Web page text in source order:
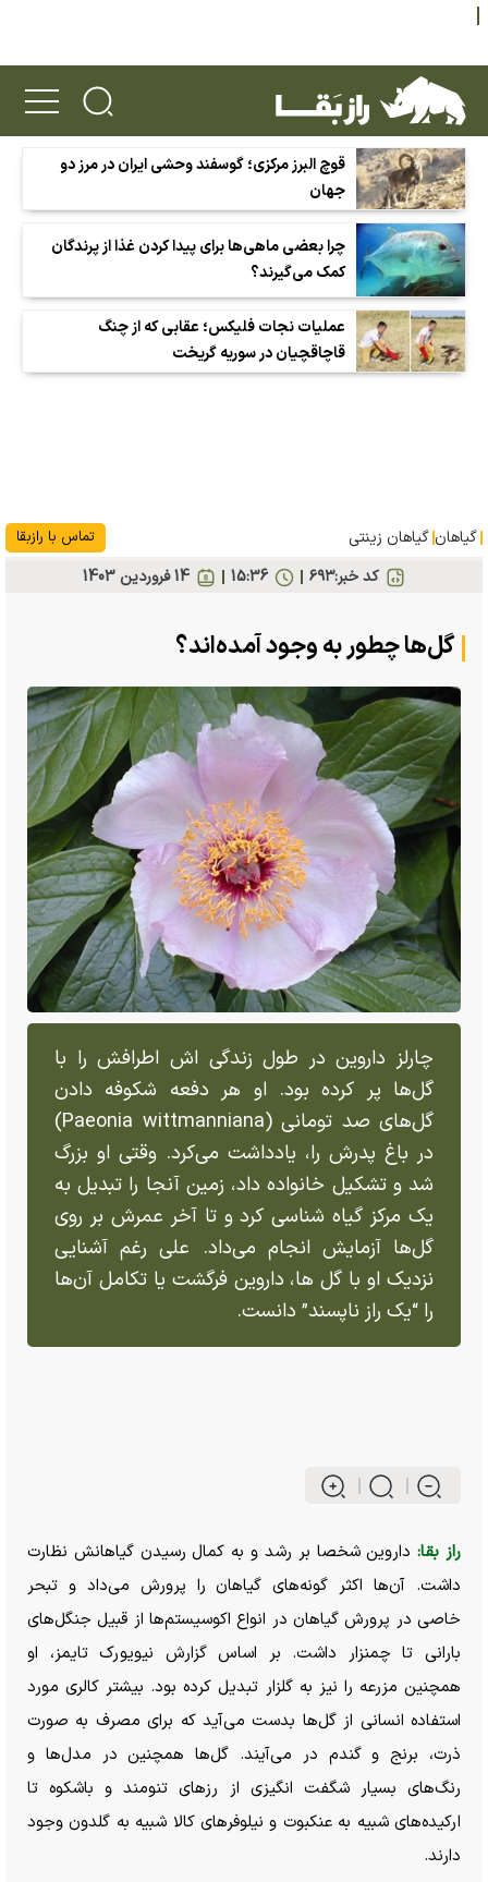
قوچ البرز مرکزی؛ گوسفند وحشی ایران در مرز دو
جهان
چرا بعضی ماهی‌ها برای پیدا کردن غذا از پرندگان
کمک می‌گیرند؟
عملیات نجات فلیکس؛ عقابی که از چنگ
قاچاقچیان در سوریه گریخت
گیاهان گیاهان زینتی تماس با رازبقا
کد خبر:۶۹۳ 14 فروردين 1403 15:36
گل‌ها چطور به وجود آمده‌اند؟
چارلز داروین در طول زندگی اش اطرافش را با
گل‌ها پر کرده بود. او هر دفعه شکوفه دادن
گل‌های صد تومانی (Paeonia wittmanniana)
در باغ پدرش را، یادداشت می‌کرد. وقتی او بزرگ
شد و تشکیل خانواده داد، زمین آنجا را تبدیل به
یک مرکز گیاه شناسی کرد و تا آخر عمرش بر روی
گل‌ها آزمایش انجام می‌داد. علی رغم آشنایی
نزدیک او با گل ها، داروین فرگشت یا تکامل آن‌ها
را “یک راز ناپسند” دانست.
راز بقا:داروین شخصا بر رشد و به کمال رسیدن گیاهانش نظارت
داشت. آن‌ها اکثر گونه‌های گیاهان را پرورش می‌داد و تبحر
خاصی در پرورش گیاهان در انواع اکوسیستم‌ها از قبیل جنگل‌های
بارانی تا چمنزار داشت. بر اساس گزارش نیویورک تایمز، او
همچنین مزرعه را نیز به گلزار تبدیل کرده بود. بیشتر کالری مورد
استفاده انسانی از گل‌ها بدست می‌آید که برای مصرف به صورت
ذرت، برنج و گندم در می‌آیند. گل‌ها همچنین در مدل‌ها و
رنگ‌های بسیار شگفت انگیزی از رز‌های تنومند و باشکوه تا
ارکیده‌های شبیه به عنکبوت و نیلوفر‌های کالا شبیه به گلدون وجود
دارند.